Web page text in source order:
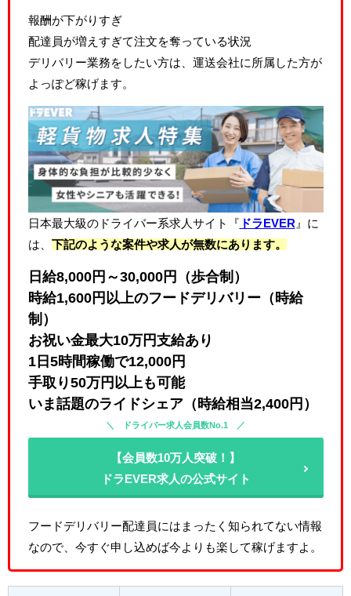
報酬が下がりすぎ
配達員が増えすぎて注文を奪っている状況
デリバリー業務をしたい方は、運送会社に所属した方が
よっぽど稼げます。
日本最大級のドライバー系求人サイト『 ドラEVER 』に
は、 下記のような案件や求人が無数にあります。
日給8,000円～30,000円（歩合制）
時給1,600円以上のフードデリバリー（時給
制）
お祝い金最大10万円支給あり
1日5時間稼働で12,000円
手取り50万円以上も可能
いま話題のライドシェア（時給相当2,400円）
ドライバー求人会員数No.1
【会員数10万人突破！】
ドラEVER求人の公式サイト
フードデリバリー配達員にはまったく知られてない情報
なので、今すぐ申し込めば今よりも楽して稼げますよ。